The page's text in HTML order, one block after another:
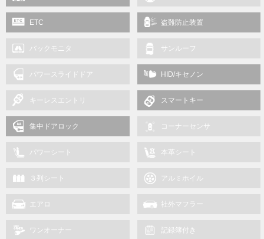
ETC 盗難防止装置
バックモニタ サンルーフ
パワースライドドア HID/キセノン
キーレスエントリ スマートキー
集中ドアロック コーナーセンサ
パワーシート 本革シート
３列シート アルミホイル
エアロ 社外マフラー
ワンオーナー 記録簿付き